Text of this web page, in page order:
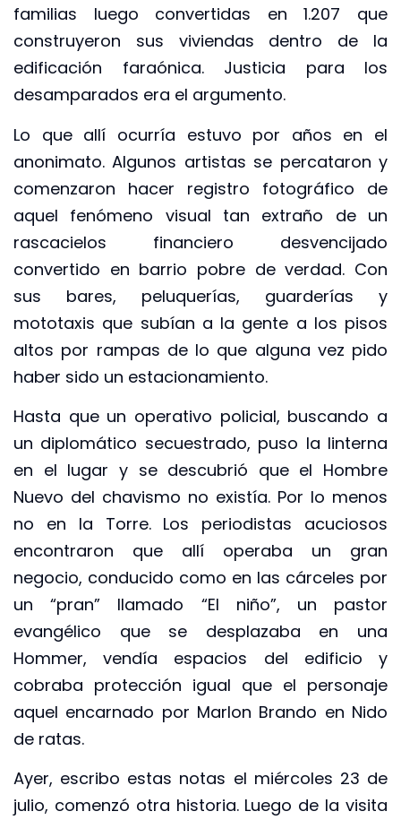
familias luego convertidas en 1.207 que
construyeron sus viviendas dentro de la
edificación faraónica. Justicia para los
desamparados era el argumento.
Lo que allí ocurría estuvo por años en el
anonimato. Algunos artistas se percataron y
comenzaron hacer registro fotográfico de
aquel fenómeno visual tan extraño de un
rascacielos financiero desvencijado
convertido en barrio pobre de verdad. Con
sus bares, peluquerías, guarderías y
mototaxis que subían a la gente a los pisos
altos por rampas de lo que alguna vez pido
haber sido un estacionamiento.
Hasta que un operativo policial, buscando a
un diplomático secuestrado, puso la linterna
en el lugar y se descubrió que el Hombre
Nuevo del chavismo no existía. Por lo menos
no en la Torre. Los periodistas acuciosos
encontraron que allí operaba un gran
negocio, conducido como en las cárceles por
un “pran” llamado “El niño”, un pastor
evangélico que se desplazaba en una
Hommer, vendía espacios del edificio y
cobraba protección igual que el personaje
aquel encarnado por Marlon Brando en Nido
de ratas.
Ayer, escribo estas notas el miércoles 23 de
julio, comenzó otra historia. Luego de la visita